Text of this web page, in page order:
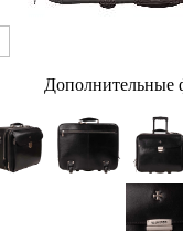
Дополнительные